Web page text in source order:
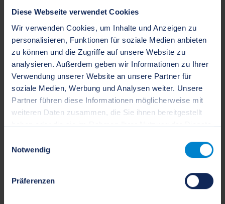
Diese Webseite verwendet Cookies
Wir verwenden Cookies, um Inhalte und Anzeigen zu
personalisieren, Funktionen für soziale Medien anbieten
zu können und die Zugriffe auf unsere Website zu
analysieren. Außerdem geben wir Informationen zu Ihrer
Verwendung unserer Website an unsere Partner für
soziale Medien, Werbung und Analysen weiter. Unsere
Partner führen diese Informationen möglicherweise mit
weiteren Daten zusammen, die Sie ihnen bereitgestellt
Notwendig
Präferenzen
ADS-Kita Moltkestraße